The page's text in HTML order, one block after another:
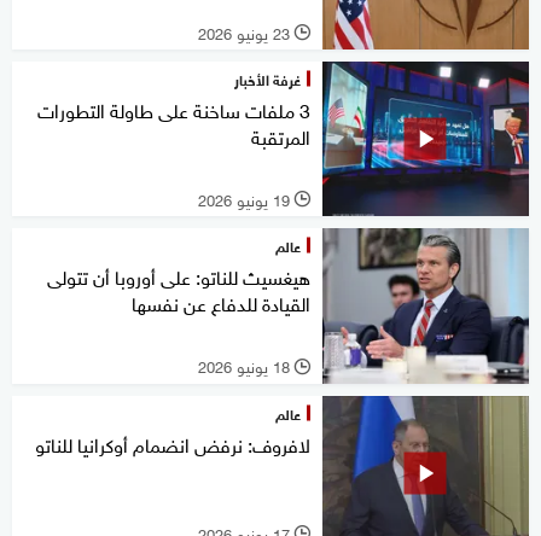
l 23 يونيو 2026
غرفة الأخبار
3 ملفات ساخنة على طاولة التطورات
المرتقبة
l 19 يونيو 2026
عالم
هيغسيث للناتو: على أوروبا أن تتولى
القيادة للدفاع عن نفسها
l 18 يونيو 2026
عالم
لافروف: نرفض انضمام أوكرانيا للناتو
l